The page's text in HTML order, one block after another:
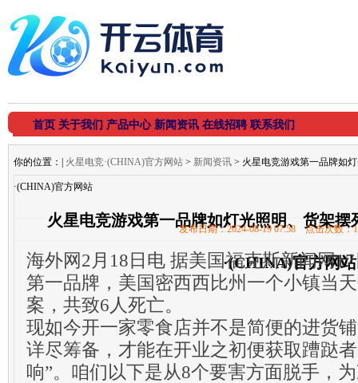
首页 关于我们 产品中心 新闻资讯 在线招聘 联系我们
你的位置： 火星电竞·(CHINA)官方网站 > 新闻资讯 > 火星电竞游戏第一品牌如
·(CHINA)官方网站
火星电竞游戏第一品牌如灯光照明、货架
·(CHINA)官方网站
发布日期：2024-08-19 07:58 点击次数：
海外网2月18日电 据美国福克斯新闻网
第一品牌，美国密西西比州一个小镇当
案，共致6人死亡。
现如今开一家零食店并不是简便的进货
详尽筹备，才能在开业之初便获取蹧跶
响”。咱们以下是从8个要害方面脱手，